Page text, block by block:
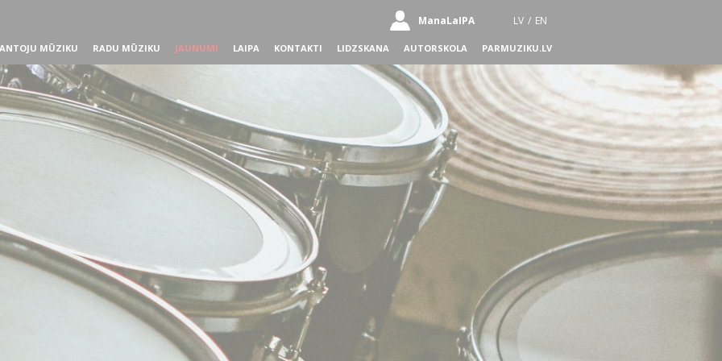
ManaLaIPA LV / EN
MŪZIKU RADU MŪZIKU JAUNUMI LAIPA KONTAKTI LIDZSKANA AUTORSKOLA PARMUZIKU.LV